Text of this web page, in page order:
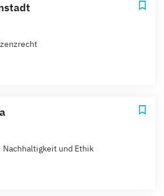
und Ethik